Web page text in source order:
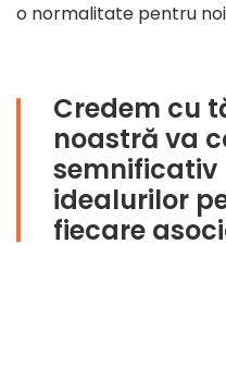
o normalitate pentru
Credem cu
noastră va
semnificativ
idealurilor
fiecare